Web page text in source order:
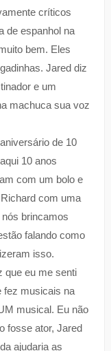
críticos
de espanhol na
bem. Eles
Jared diz
e um
machuca sua voz
de 10
10 anos
com um bolo e
com uma
brincamos
falando como
isso.
que eu me senti
fez musicais na
musical. Eu não
fosse ator, Jared
ajudaria as